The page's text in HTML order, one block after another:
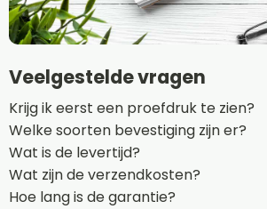
Veelgestelde vragen
Krijg ik eerst een proefdruk te zien?
Welke soorten bevestiging zijn er?
Wat is de levertijd?
Wat zijn de verzendkosten?
Hoe lang is de garantie?